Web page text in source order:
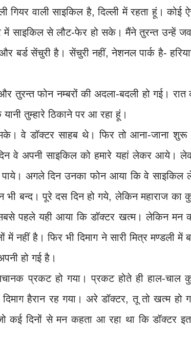
गियर वाली साइकिल है, दिल्ली में रहता हूं। कोई
साइकिल से लौट-फेर हो सके। मैंने तुरन्त उन्हें
बर्ड सेंचुरी है। सेंचुरी नहीं, नेशनल पार्क है-
फोन नम्बरों की अदला-बदली हो गई। रात
तुम्हारे ठिकाने पर आ रहा हूं।
वे डॉक्टर साहब थे। फिर तो आना-जाना शुरू
वे अपनी साइकिल को हमारे यहां लेकर आये।
अगले दिन उनका फोन आया कि वे साइकिल
बन्द। पूरे दस दिन हो गये, लेकिन महाराज का
सबसे पहले यही आया कि डॉक्टर खत्म। लेकिन मन
में नहीं है। फिर भी दिमाग ने सारी मित्र मण्डली में
हो गई है।
प्रकट हो गया। प्रकट होते ही हाल-चाल
हैरान रह गया। अरे डॉक्टर, तू तो खत्म हो
कई दिनों से मन कहता आ रहा था कि डॉक्टर